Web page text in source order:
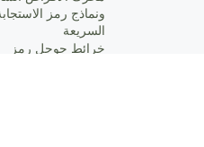
ونماذج رمز
السريعة
خرائط جوجل رمز